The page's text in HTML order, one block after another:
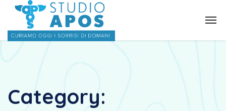
Category: